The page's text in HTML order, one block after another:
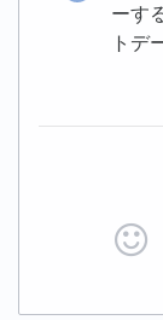
ーす
トデ